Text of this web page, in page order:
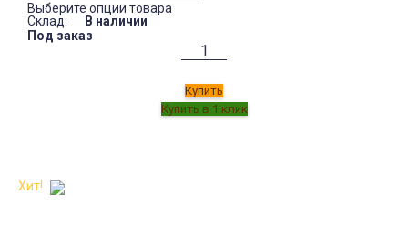
Выберите опции товара
Склад:
В наличии
Под заказ
Купить
Хит!